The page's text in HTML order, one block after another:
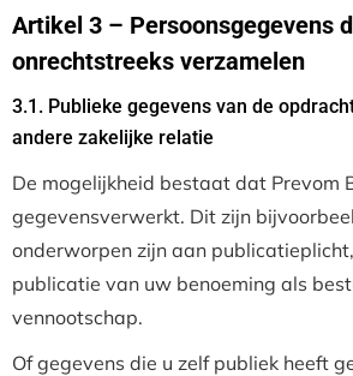
Artikel 3 – Persoonsgegevens
onrechtstreeks verzamelen
3.1. Publieke gegevens van de
andere zakelijke relatie
De mogelijkheid bestaat dat Prevom
gegevensverwerkt. Dit zijn
onderworpen zijn aan
publicatie van uw benoeming als
vennootschap.
Of gegevens die u zelf publiek heeft